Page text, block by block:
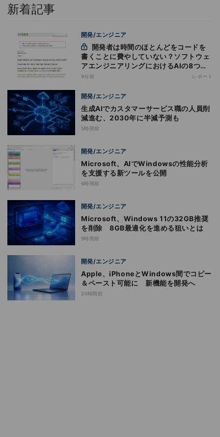
新着記事
開発/エンジニア
書くことに費やしていない？ソフトウェ
アエンジニアリングにおけるAIの8つの
神話への賛否
9分前 レポート
開発/エンジニア
生成AIでカスタマーサービス職の人員削
減進む、2030年に半減予測も
5時間前
開発/エンジニア
Microsoft、AIでWindowsの性能分析
を支援する新ツールを公開
6時間前
開発/エンジニア
Microsoft、Windows 11の32GB推奨
を削除 8GB最適化を進める狙いとは
9時間前
開発/エンジニア
Apple、iPhoneとWindows間でコピー
＆ペースト可能に 新機能を開発へ
24時間前